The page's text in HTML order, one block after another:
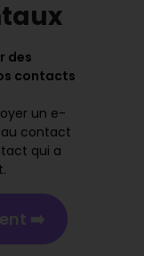
des
contacts
un e-
contact
qui a
➡️